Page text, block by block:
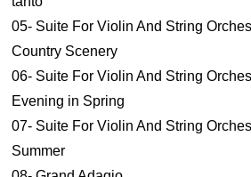
05- Suite For Violin And String
Country Scenery
06- Suite For Violin And String
Evening in Spring
07- Suite For Violin And String
Summer